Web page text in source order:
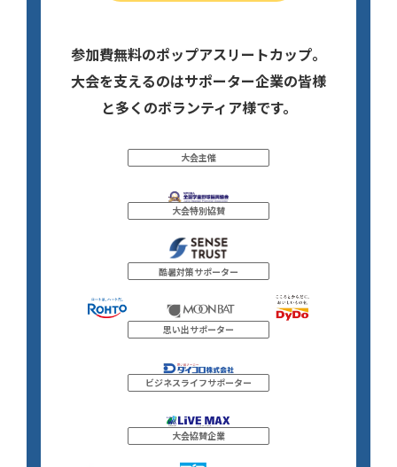
参加費無料のポップアスリートカップ。
大会を支えるのはサポーター企業の皆様
と多くのボランティア様です。
大会主催
大会特別協賛
酷暑対策サポーター
思い出サポーター
ビジネスライフサポーター
大会協賛企業